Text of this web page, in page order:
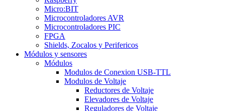
Micro:BIT
Microcontroladores AVR
Microcontroladores PIC
FPGA
Shields, Zocalos y Perifericos
Módulos y sensores
Módulos
Modulos de Conexion USB-TTL
Modulos de Voltaje
Reductores de Voltaje
Elevadores de Voltaje
Reguladores de Voltaje